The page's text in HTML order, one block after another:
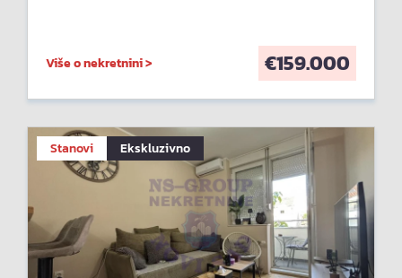
Više o nekretnini > €159.000
Stanovi Ekskluzivno